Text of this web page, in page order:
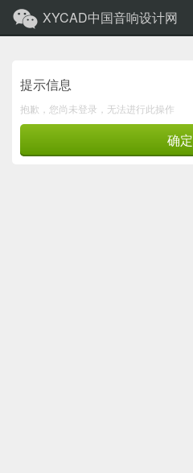
XYCAD中国音响设计网
提示信息
抱歉，您尚未登录，无法进行此操作
确定